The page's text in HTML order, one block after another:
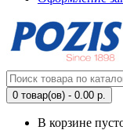
0 товар(ов) - 0.00 р.
В корзине